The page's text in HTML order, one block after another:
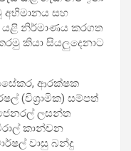
අභිමානය සහ
නිර්මාණය කරගත
කියා සියලුදෙනාට
ආරක්ෂක
(විශ්‍රාමික) සම්පත්
ලසන්ත
කාන්චන
වාසු බන්දු